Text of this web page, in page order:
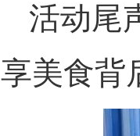
活动尾
享美食背